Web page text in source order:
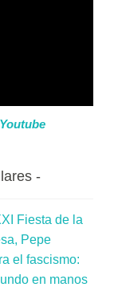
Fiesta de la
Pepe
el fascismo:
en manos